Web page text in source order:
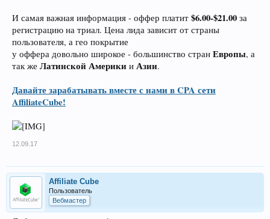
И самая важная информация - оффер платит $6.00-$21.00 за
регистрацию на триал. Цена лида зависит от страны
пользователя, а гео покрытие
у оффера довольно широкое - большинство стран Европы, а
так же Латинской Америки и Азии.
Давайте зарабатывать вместе с нами в CPA сети
AffiliateCube!
12.09.17
Affiliate Cube
Пользователь
Вебмастер